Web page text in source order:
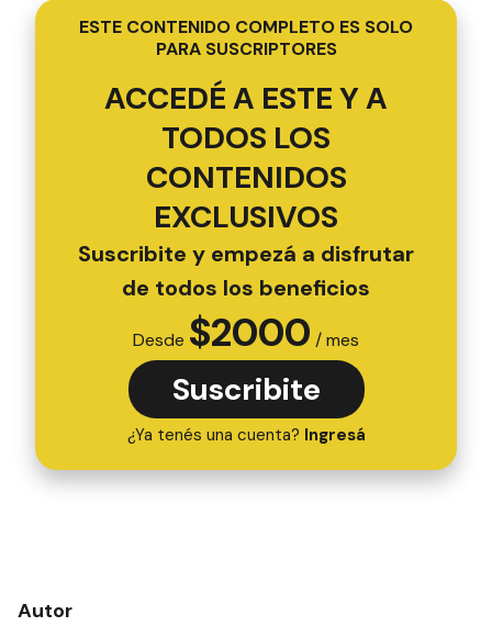
ESTE CONTENIDO COMPLETO ES SOLO
PARA SUSCRIPTORES
ACCEDÉ A ESTE Y A
TODOS LOS
CONTENIDOS
EXCLUSIVOS
Suscribite y empezá a disfrutar
de todos los beneficios
Desde $2000 / mes
Suscribite
¿Ya tenés una cuenta? Ingresá
Autor